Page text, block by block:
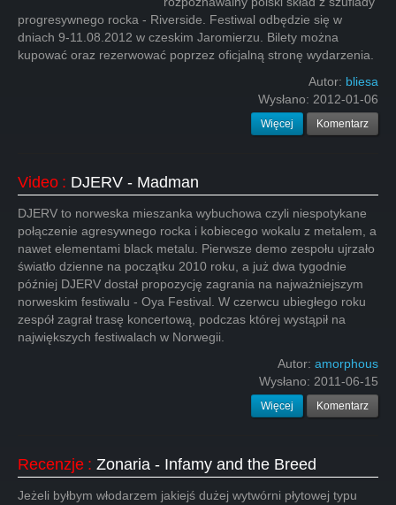
progresywnego rocka - Riverside. Festiwal odbędzie się w
dniach 9-11.08.2012 w czeskim Jaromierzu. Bilety można
kupować oraz rezerwować poprzez oficjalną stronę wydarzenia.
Autor: bliesa
Wysłano: 2012-01-06
Więcej Komentarz
Video : DJERV - Madman
DJERV to norweska mieszanka wybuchowa czyli niespotykane
połączenie agresywnego rocka i kobiecego wokalu z metalem, a
nawet elementami black metalu. Pierwsze demo zespołu ujrzało
światło dzienne na początku 2010 roku, a już dwa tygodnie
później DJERV dostał propozycję zagrania na najważniejszym
norweskim festiwalu - Oya Festival. W czerwcu ubiegłego roku
zespół zagrał trasę koncertową, podczas której wystąpił na
największych festiwalach w Norwegii.
Autor: amorphous
Wysłano: 2011-06-15
Więcej Komentarz
Recenzje : Zonaria - Infamy and the Breed
Jeżeli byłbym włodarzem jakiejś dużej wytwórni płytowej typu